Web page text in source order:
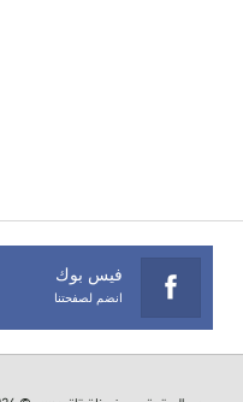
فيس بوك
انضم لصفحتنا